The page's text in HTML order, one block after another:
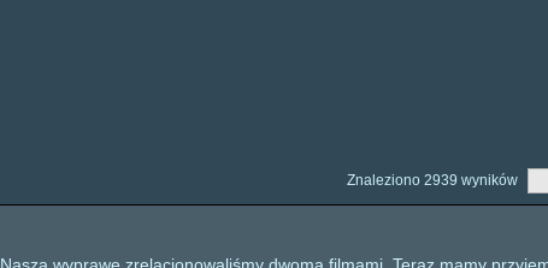
Znaleziono 2939 wyników